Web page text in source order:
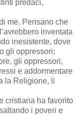
predaci,
me. Pensano che
inventata
inesistente, dove
gli oppressori;
gli oppressori,
e addormentare
la Religione, li
cristiana ha favorito
i poveri e